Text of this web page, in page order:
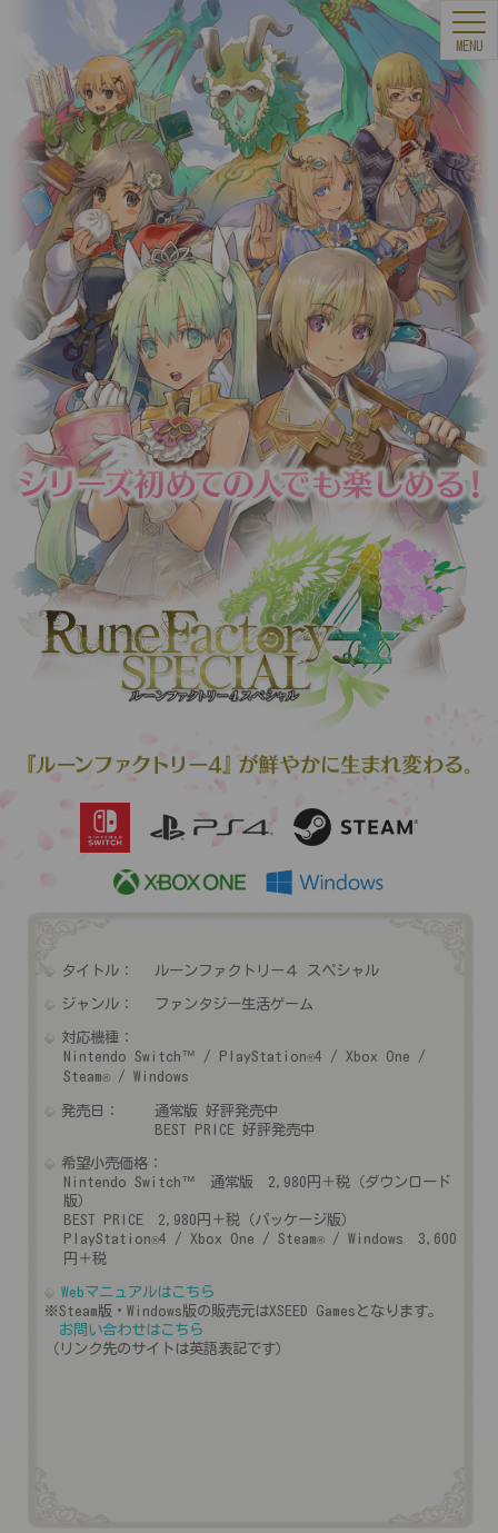
タイトル： ルーンファクトリー４ スペシャル
ジャンル： ファンタジー生活ゲーム
対応機種：
Nintendo Switch™ / PlayStation®4 / Xbox One /
Steam® / Windows
発売日：
通常版 好評発売中
BEST PRICE 好評発売中
希望小売価格：
Nintendo Switch™ 通常版 2,980円＋税（ダウンロード
版）
BEST PRICE 2,980円＋税（パッケージ版）
PlayStation®4 / Xbox One / Steam®
/ Windows 3,600
円＋税
Webマニュアルはこちら
※Steam版・Windows版の販売元はXSEED Gamesとなります。
お問い合わせはこちら
（リンク先のサイトは英語表記です）